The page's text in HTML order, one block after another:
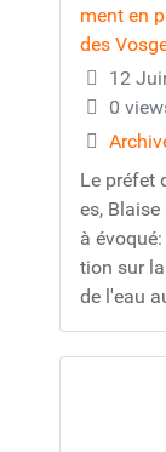
ment en
des
12
0
Le préfet
es,
à
tion sur
de l'eau